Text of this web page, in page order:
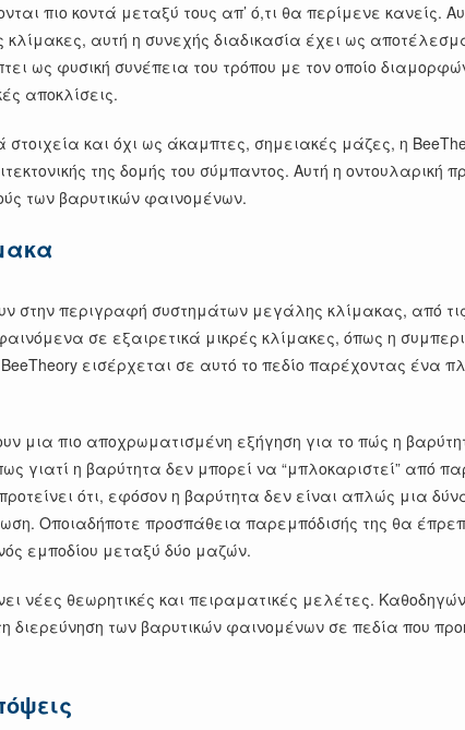
πιο κοντά μεταξύ τους απ’ ό,τι θα περίμενε κανείς.
αυτή η συνεχής διαδικασία έχει ως
ως φυσική συνέπεια του τρόπου με τον οποίο
αποκλίσεις.
και όχι ως άκαμπτες, σημειακές μάζες, η
της δομής του σύμπαντος. Αυτή η οντουλαρική
των βαρυτικών φαινομένων.
στην περιγραφή συστημάτων μεγάλης κλίμακας, από
σε εξαιρετικά μικρές κλίμακες, όπως η
εισέρχεται σε αυτό το πεδίο παρέχοντας ένα
μια πιο αποχρωματισμένη εξήγηση για το πώς η
η βαρύτητα δεν μπορεί να “μπλοκαριστεί” από
ότι, εφόσον η βαρύτητα δεν είναι απλώς
Οποιαδήποτε προσπάθεια παρεμπόδισής της θα
εμποδίου μεταξύ δύο μαζών.
νέες θεωρητικές και πειραματικές μελέτες.
διερεύνηση των βαρυτικών φαινομένων σε πεδία που